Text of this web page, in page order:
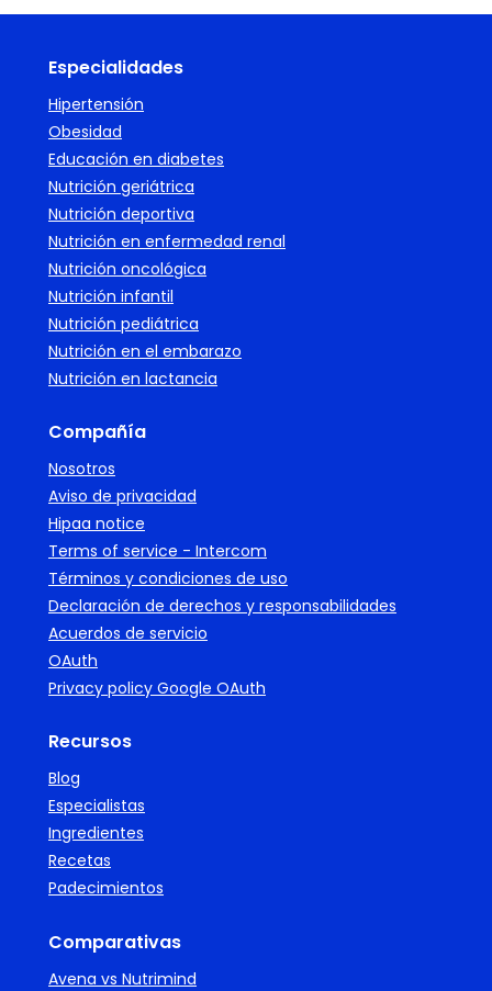
Especialidades
Hipertensión
Obesidad
Educación en diabetes
Nutrición geriátrica
Nutrición deportiva
Nutrición en enfermedad renal
Nutrición oncológica
Nutrición infantil
Nutrición pediátrica
Nutrición en el embarazo
Nutrición en lactancia
Compañía
Nosotros
Aviso de privacidad
Hipaa notice
Terms of service - Intercom
Términos y condiciones de uso
Declaración de derechos y responsabilidades
Acuerdos de servicio
OAuth
Privacy policy Google OAuth
Recursos
Blog
Especialistas
Ingredientes
Recetas
Padecimientos
Comparativas
Avena vs Nutrimind